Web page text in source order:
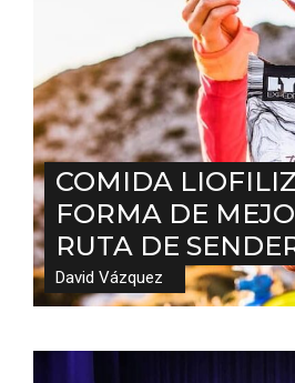
COMIDA
FORMA DE
RUTA DE
David Vázquez
V Feria Europea del